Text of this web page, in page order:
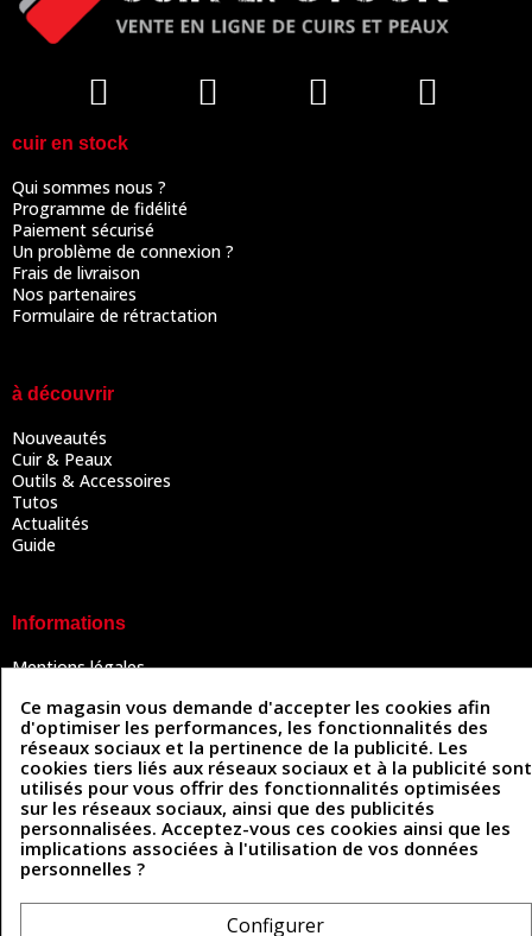
cuir en stock
Qui sommes nous ?
Programme de fidélité
Paiement sécurisé
Un problème de connexion ?
Frais de livraison
Nos partenaires
Formulaire de rétractation
à découvrir
Nouveautés
Cuir & Peaux
Outils & Accessoires
Tutos
Actualités
Guide
Informations
Mentions légales
Politique de confidentialité
Politique des cookies
Contactez-nous
Coordonnées
493 Chemin de Catougnac
contact@cuirenstock.com
Ce magasin vous demande d'accepter les cookies afin
d'optimiser les performances, les fonctionnalités des
réseaux sociaux et la pertinence de la publicité. Les
cookies tiers liés aux réseaux sociaux et à la publicité sont
utilisés pour vous offrir des fonctionnalités optimisées
sur les réseaux sociaux, ainsi que des publicités
personnalisées. Acceptez-vous ces cookies ainsi que les
implications associées à l'utilisation de vos données
personnelles ?
Configurer